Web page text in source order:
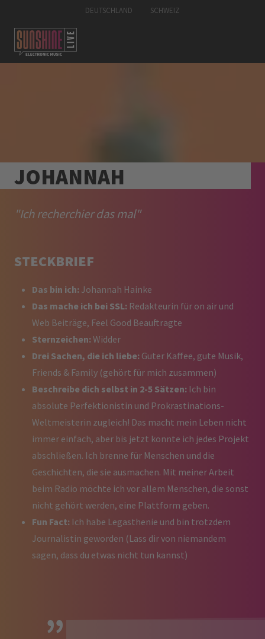
DEUTSCHLAND SCHWEIZ
JOHANNAH
"Ich recherchier das mal"
STECKBRIEF
Das bin ich: Johannah Hainke
Das mache ich bei SSL: Redakteurin für on air und
Web Beiträge, Feel Good Beauftragte
Sternzeichen: Widder
Drei Sachen, die ich liebe: Guter Kaffee, gute Musik,
Friends & Family (gehört für mich zusammen)
Beschreibe dich selbst in 2-5 Sätzen: Ich bin
absolute Perfektionistin und Prokrastinations-
Weltmeisterin zugleich! Das macht mein Leben nicht
immer einfach, aber bis jetzt konnte ich jedes Projekt
abschließen. Ich brenne für Menschen und die
Geschichten, die sie ausmachen. Mit meiner Arbeit
beim Radio möchte ich vor allem Menschen, die sonst
nicht gehört werden, eine Plattform geben.
Fun Fact: Ich habe Legasthenie und bin trotzdem
Journalistin geworden (Lass dir von niemandem
sagen, dass du etwas nicht tun kannst)